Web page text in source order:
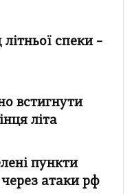
спеки –
встигнути
літа
пункти
атаки рф